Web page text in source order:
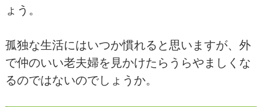
ょう。
孤独な生活にはいつか慣れると思いますが、外
で仲のいい老夫婦を見かけたらうらやましくな
るのではないのでしょうか。